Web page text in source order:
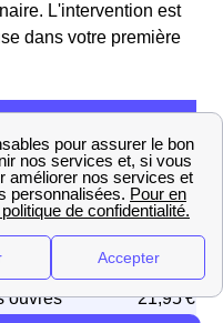
L'intervention est
dans votre première
en service du
GRDF)
ouvrés 21,95 €